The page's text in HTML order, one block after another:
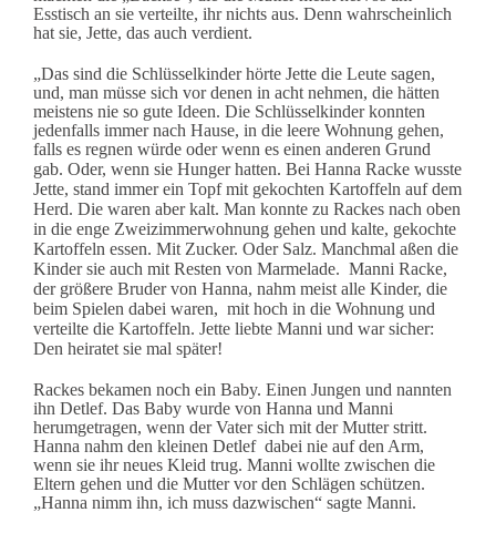
Esstisch an sie verteilte, ihr nichts aus. Denn wahrscheinlich
hat sie, Jette, das auch verdient.
„Das sind die Schlüsselkinder hörte Jette die Leute sagen,
und, man müsse sich vor denen in acht nehmen, die hätten
meistens nie so gute Ideen. Die Schlüsselkinder konnten
jedenfalls immer nach Hause, in die leere Wohnung gehen,
falls es regnen würde oder wenn es einen anderen Grund
gab. Oder, wenn sie Hunger hatten. Bei Hanna Racke wusste
Jette, stand immer ein Topf mit gekochten Kartoffeln auf dem
Herd. Die waren aber kalt. Man konnte zu Rackes nach oben
in die enge Zweizimmerwohnung gehen und kalte, gekochte
Kartoffeln essen. Mit Zucker. Oder Salz. Manchmal aßen die
Kinder sie auch mit Resten von Marmelade. Manni Racke,
der größere Bruder von Hanna, nahm meist alle Kinder, die
beim Spielen dabei waren, mit hoch in die Wohnung und
verteilte die Kartoffeln. Jette liebte Manni und war sicher:
Den heiratet sie mal später!
Rackes bekamen noch ein Baby. Einen Jungen und nannten
ihn Detlef. Das Baby wurde von Hanna und Manni
herumgetragen, wenn der Vater sich mit der Mutter stritt.
Hanna nahm den kleinen Detlef dabei nie auf den Arm,
wenn sie ihr neues Kleid trug. Manni wollte zwischen die
Eltern gehen und die Mutter vor den Schlägen schützen.
„Hanna nimm ihn, ich muss dazwischen“ sagte Manni.